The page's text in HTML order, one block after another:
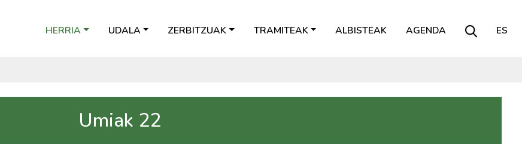
HERRIA UDALA ZERBITZUAK TRAMITEAK ALBISTEAK AGENDA ES
Umiak 22